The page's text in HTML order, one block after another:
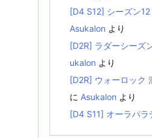
[D4 S12] シーズン
Asukalon より
[D2R] ラダーシーズ
ukalon より
[D2R] ウォーロック
に Asukalon より
[D4 S11] オーラパラ